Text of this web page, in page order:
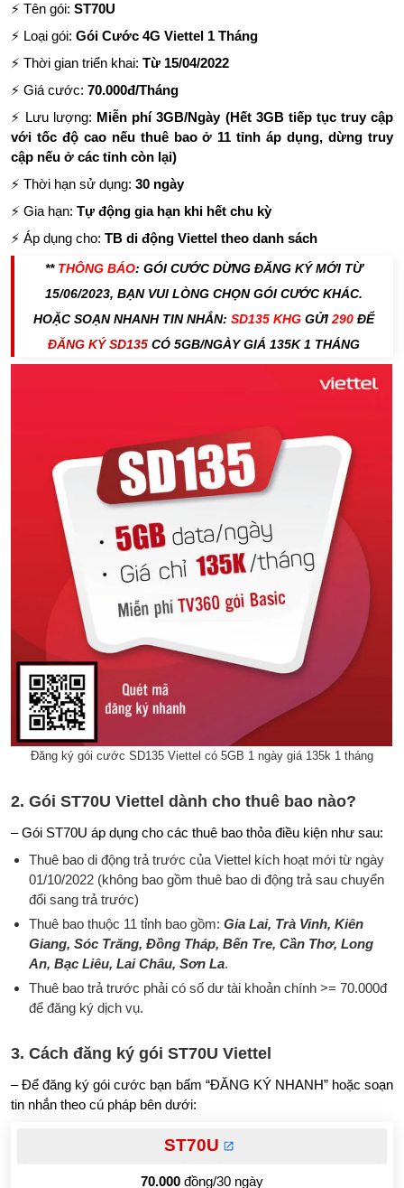
⚡ Tên gói:ST70U
⚡ Loại gói:Gói Cước 4G Viettel 1 Tháng
⚡ Thời gian triển khai:Từ 15/04/2022
⚡ Giá cước:70.000đ/Tháng
⚡ Lưu lượng: Miễn phí 3GB/Ngày (Hết 3GB tiếp tục truy cập
với tốc độ cao nếu thuê bao ở 11 tỉnh áp dụng, dừng truy
cập nếu ở các tỉnh còn lại)
⚡ Thời hạn sử dụng:30 ngày
⚡ Gia hạn:Tự động gia hạn khi hết chu kỳ
⚡ Áp dụng cho:TB di động Viettel theo danh sách
** THÔNG BÁO: GÓI CƯỚC DỪNG ĐĂNG KÝ MỚI TỪ
15/06/2023, BẠN VUI LÒNG CHỌN GÓI CƯỚC KHÁC.
HOẶC SOẠN NHANH TIN NHẮN: SD135 KHGGỬI290ĐỂ
ĐĂNG KÝ SD135CÓ 5GB/NGÀY GIÁ 135K 1 THÁNG
Đăng ký gói cước SD135 Viettel có 5GB 1 ngày giá 135k 1 tháng
2. Gói ST70U Viettel dành cho thuê bao nào?
– Gói ST70U áp dụng cho các thuê bao thỏa điều kiện như sau:
Thuê bao di động trả trước của Viettel kích hoạt mới từ ngày
01/10/2022 (không bao gồm thuê bao di động trả sau chuyển
đổi sang trả trước)
Thuê bao thuộc 11 tỉnh bao gồm:Gia Lai, Trà Vinh, Kiên
Giang, Sóc Trăng, Đồng Tháp, Bến Tre, Cần Thơ, Long
An, Bạc Liêu, Lai Châu, Sơn La.
Thuê bao trả trước phải có số dư tài khoản chính >= 70.000đ
để đăng ký dịch vụ.
3. Cách đăng ký gói ST70U Viettel
– Để đăng ký gói cước bạn bấm “ĐĂNG KÝ NHANH” hoặc soạn
tin nhắn theo cú pháp bên dưới:
ST70U
70.000đồng/30 ngày